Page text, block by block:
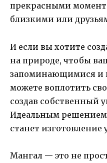
прекрасными
близкими или
И если вы хотите
на природе, чтобы
запоминающимися и
можете воплотить
создав собственный
Идеальным решением
станет изготовление
Мангал — это не